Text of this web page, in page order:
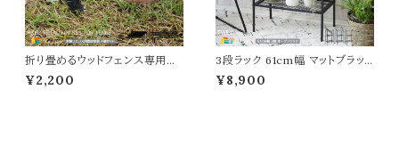
折り畳めるウッドフェンス専用固
定金具 4個セット 専用固定金具
ウッドフェンス用金具 ペグ フェン
¥2,200
3段ラック 61cm幅 マットブラッ
ク ブルーグレー モカブラウン ピ
スタチオグリーン アイボリーホワ
¥8,900